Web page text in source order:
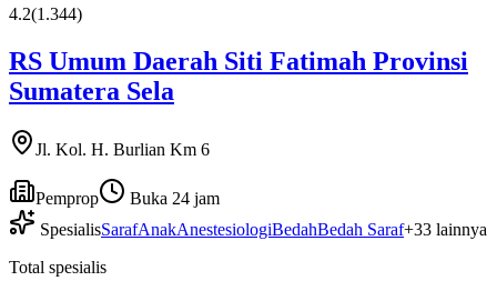
4.2(1.344)
RS Umum Daerah Siti Fatimah Provinsi
Sumatera Sela
Jl. Kol. H. Burlian Km 6
Pemprop
Buka 24 jam
SpesialisSarafAnakAnestesiologiBedahBedah Saraf+33 lainnya
Total spesialis